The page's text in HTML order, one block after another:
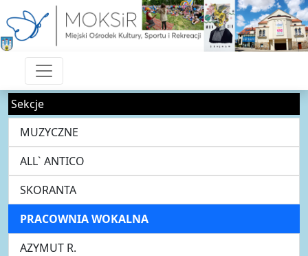
Sekcje
MUZYCZNE
ALL` ANTICO
SKORANTA
PRACOWNIA WOKALNA
AZYMUT R.